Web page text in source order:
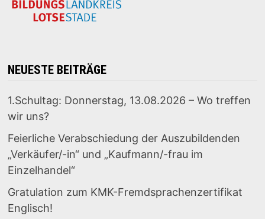
NEUESTE BEITRÄGE
1.Schultag: Donnerstag, 13.08.2026 – Wo treffen
wir uns?
Feierliche Verabschiedung der Auszubildenden
„Verkäufer/-in“ und „Kaufmann/-frau im
Einzelhandel“
Gratulation zum KMK-Fremdsprachenzertifikat
Englisch!